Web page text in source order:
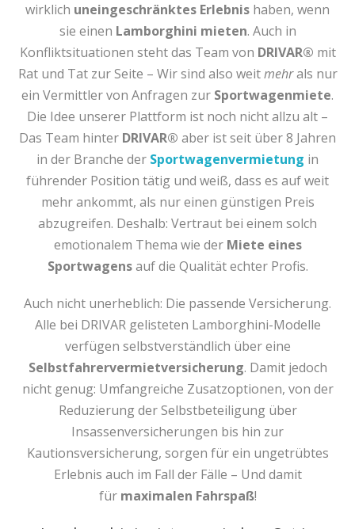
wirklich uneingeschränktes Erlebnis haben, wenn
sie einen Lamborghini mieten. Auch in
Konfliktsituationen steht das Team von DRIVAR® mit
Rat und Tat zur Seite – Wir sind also weitmehrals nur
ein Vermittler von Anfragen zur Sportwagenmiete.
Die Idee unserer Plattform ist noch nicht allzu alt –
Das Team hinter DRIVAR® aber ist seit über 8 Jahren
in der Branche der Sportwagenvermietung in
führender Position tätig und weiß, dass es auf weit
mehr ankommt, als nur einen günstigen Preis
abzugreifen. Deshalb: Vertraut bei einem solch
emotionalem Thema wie der Miete eines
Sportwagensauf die Qualität echter Profis.
Auch nicht unerheblich: Die passende Versicherung.
Alle bei DRIVAR gelisteten Lamborghini-Modelle
verfügen selbstverständlich über eine
Selbstfahrervermietversicherung. Damit jedoch
nicht genug: Umfangreiche Zusatzoptionen, von der
Reduzierung der Selbstbeteiligung über
Insassenversicherungen bis hin zur
Kautionsversicherung, sorgen für ein ungetrübtes
Erlebnis auch im Fall der Fälle – Und damit
für maximalen Fahrspaß!